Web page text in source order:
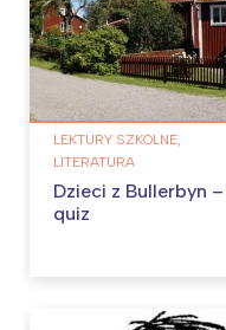
LEKTURY SZKOLNE,
LITERATURA
Dzieci z Bullerbyn –
quiz